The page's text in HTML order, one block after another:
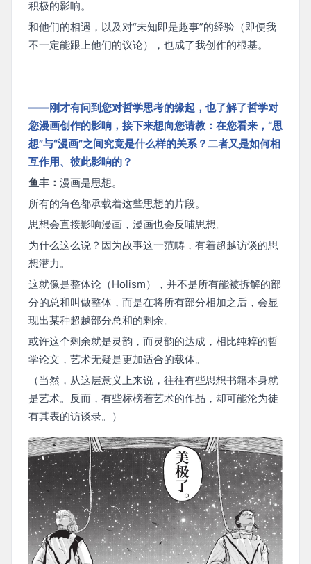
积极的影响。
和他们的相遇，以及对“未知即是趣事”的经验（即便我
不一定能跟上他们的议论），也成了我创作的根基。
——刚才有问到您对哲学思考的缘起，也了解了哲学对
您漫画创作的影响，接下来想向您请教：在您看来，“思
想”与“漫画”之间究竟是什么样的关系？二者又是如何相
互作用、彼此影响的？
鱼丰： 漫画是思想。
所有的角色都承载着这些思想的片段。
思想会直接影响漫画，漫画也会反哺思想。
为什么这么说？因为故事这一范畴，有着超越访谈的思
想潜力。
这就像是整体论（Holism），并不是所有能被拆解的部
分的总和叫做整体，而是在将所有部分相加之后，会显
现出某种超越部分总和的剩余。
或许这个剩余就是灵韵，而灵韵的达成，相比纯粹的哲
学论文，艺术无疑是更加适合的载体。
（当然，从这层意义上来说，往往有些思想书籍本身就
是艺术。反而，有些标榜着艺术的作品，却可能沦为徒
有其表的访谈录。）